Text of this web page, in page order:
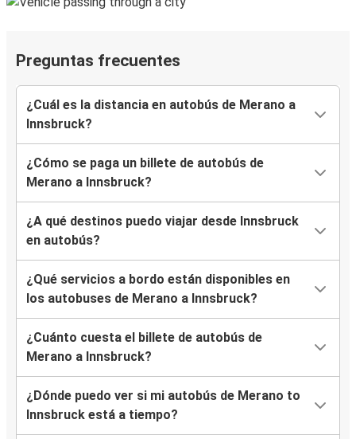
Preguntas frecuentes
¿Cuál es la distancia en autobús de Merano a
Innsbruck?
¿Cómo se paga un billete de autobús de
Merano a Innsbruck?
¿A qué destinos puedo viajar desde Innsbruck
en autobús?
¿Qué servicios a bordo están disponibles en
los autobuses de Merano a Innsbruck?
¿Cuánto cuesta el billete de autobús de
Merano a Innsbruck?
¿Dónde puedo ver si mi autobús de Merano to
Innsbruck está a tiempo?